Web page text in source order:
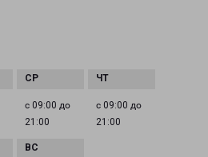
с 09:00 до
21:00
с 09:00 до
21:00